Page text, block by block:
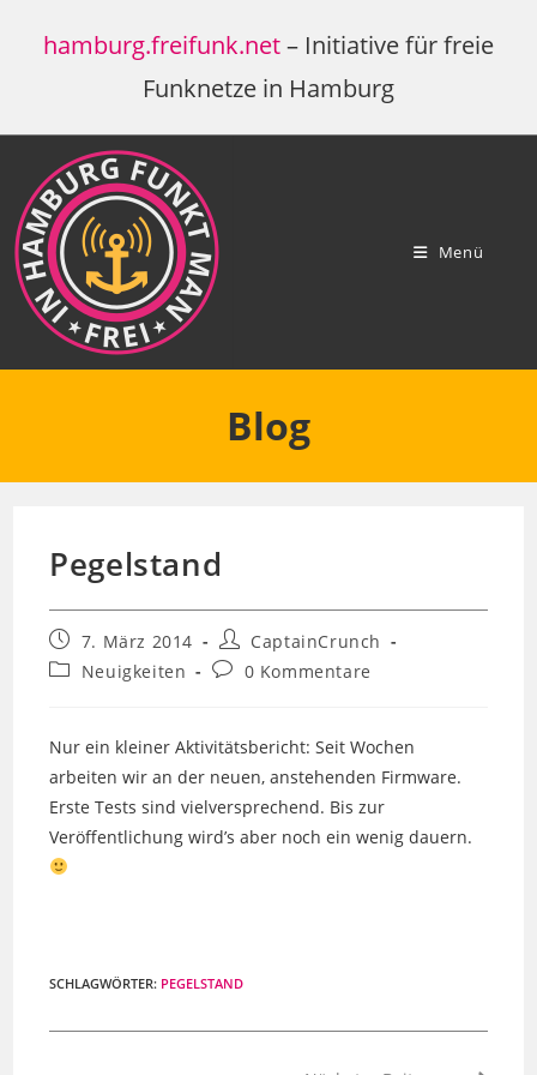
Inhalthamburg.freifunk.net– Initiative für freie
Funknetze in Hamburg
Menü
Blog
Pegelstand
Beitrag
veröffentlicht:
7. März 2014
Beitrags-
Autor:
CaptainCrunch
Beitrags-
Neuigkeiten
Beitrags-
0 Kommentare
Nur ein kleiner Aktivitätsbericht: Seit Wochen
arbeiten wir an der neuen, anstehenden Firmware.
Erste Tests sind vielversprechend. Bis zur
Veröffentlichung wird’s aber noch ein wenig dauern.
SCHLAGWÖRTER: PEGELSTAND